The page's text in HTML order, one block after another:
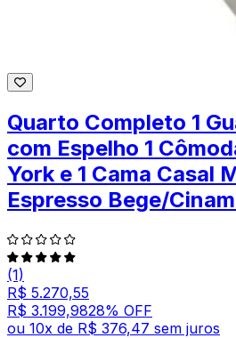
Quarto Completo 1
com Espelho 1
York e 1 Cama Casal
Espresso Bege/
(1)
R$ 5.270,55
R$ 3.199,9828% OFF
ou 10x de R$ 376,47 sem juros